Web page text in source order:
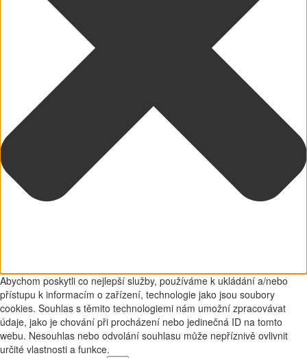
Abychom poskytli co nejlepší služby, používáme k ukládání a/nebo
přístupu k informacím o zařízení, technologie jako jsou soubory
cookies. Souhlas s těmito technologiemi nám umožní zpracovávat
údaje, jako je chování při procházení nebo jedinečná ID na tomto
webu. Nesouhlas nebo odvolání souhlasu může nepříznivě ovlivnit
určité vlastnosti a funkce.